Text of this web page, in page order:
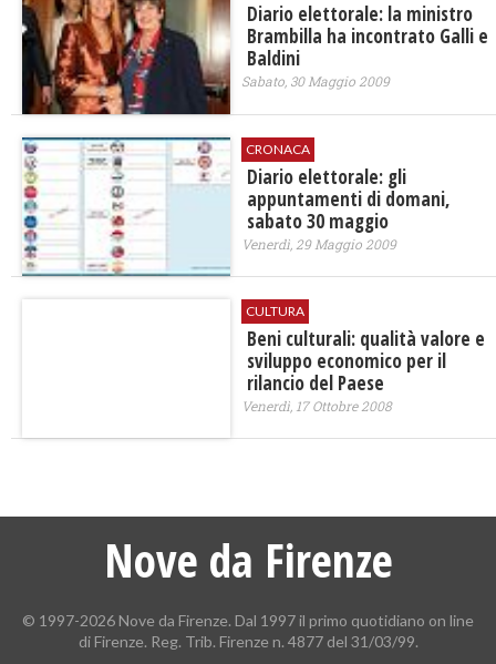
Diario elettorale: la ministro
Brambilla ha incontrato Galli e
Baldini
Sabato, 30 Maggio 2009
CRONACA
Diario elettorale: gli
appuntamenti di domani,
sabato 30 maggio
Venerdì, 29 Maggio 2009
CULTURA
Beni culturali: qualità valore e
sviluppo economico per il
rilancio del Paese
Venerdì, 17 Ottobre 2008
Nove da Firenze
© 1997-2026 Nove da Firenze. Dal 1997 il primo quotidiano on line
di Firenze. Reg. Trib. Firenze n. 4877 del 31/03/99.